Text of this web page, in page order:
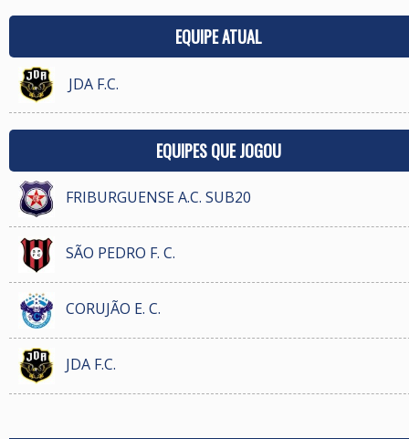
EQUIPE ATUAL
JDA F.C.
EQUIPES QUE JOGOU
FRIBURGUENSE A.C. SUB20
SÃO PEDRO F. C.
CORUJÃO E. C.
JDA F.C.